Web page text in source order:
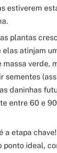
estiverem
plantas
elas atinjam
verde,
sementes
daninhas
entre 60 e
a etapa
ponto ideal,